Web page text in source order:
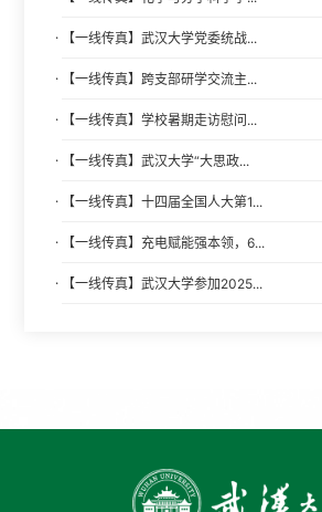
· 【一线传真】武汉大学党委统战...
· 【一线传真】跨支部研学交流主...
· 【一线传真】学校暑期走访慰问...
· 【一线传真】武汉大学“大思政...
· 【一线传真】十四届全国人大第1...
· 【一线传真】充电赋能强本领，6...
· 【一线传真】武汉大学参加2025...